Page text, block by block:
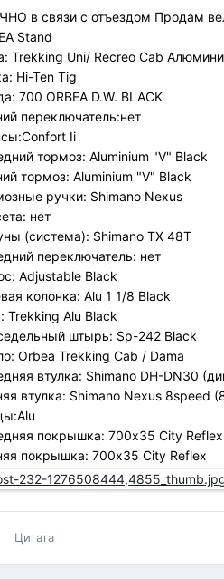
в связи с отъездом Продам
Stand
Trekking Uni/ Recreo Cab
Hi-Ten Tig
700 ORBEA D.W. BLACK
переключатель:нет
Ii
тормоз: Aluminium "V" Black
тормоз: Aluminium "V" Black
ручки: Shimano Nexus
нет
(система): Shimano TХ 48Т
переключатель: нет
Adjustable Black
колонка: Alu 1 1/8 Black
Trekking Alu Black
штырь: Sp-242 Black
Orbea Trekking Cab / Dama
втулка: Shimano DH-DN30
втулка: Shimano Nexus 8speed
покрышка: 700x35 City Reflex
покрышка: 700x35 City Reflex
Цитата